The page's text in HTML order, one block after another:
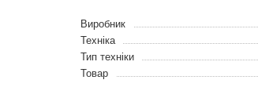
Виробник
Техніка
Тип техніки
Товар